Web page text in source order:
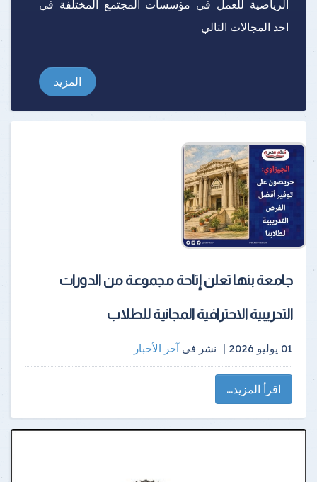
الرياضية للعمل في مؤسسات المجتمع المختلفة في
احد المجالات التالي
المزيد
جامعة بنها تعلن إتاحة مجموعة من الدورات
التدريبية الاحترافية المجانية للطلاب
01 يوليو 2026 | نشر فى آخر الأخبار
اقرأ المزيد...